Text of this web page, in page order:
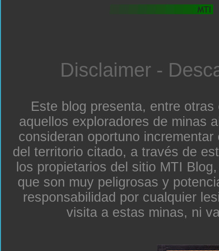
Disclaimer -
Este blog presenta, entre
aquellos exploradores de minas
consideran oportuno
del territorio citado, a través de
los propietarios del sitio MTI
que son muy peligrosas y
responsabilidad por cualquier
visita a estas minas, ni